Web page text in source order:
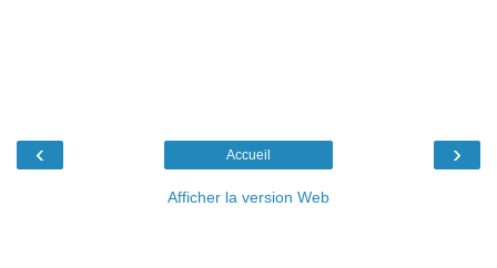
‹ ›
Accueil
Afficher la version Web